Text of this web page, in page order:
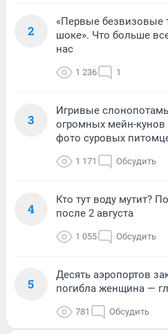
2
«Первые безвизовые
шоке». Что больше
нас
1 236 1
3
Игривые
огромных мейн-
фото суровых
1 171 Обсудить
4
Кто тут воду мутит?
после 2 августа
1 055 Обсудить
5
Десять аэропортов
погибла женщина —
781 Обсудить